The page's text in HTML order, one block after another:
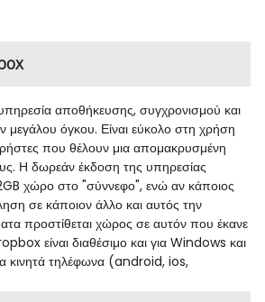
αποθήκευσης, συγχρονισμού και
μεγάλου όγκου. Είναι εύκολο στη χρήση
που θέλουν μια απομακρυσμένη
Η δωρεάν έκδοση της υπηρεσίας
χώρο στο "σύννεφο", ενώ αν κάποιος
σε κάποιον άλλο και αυτός την
προστίθεται χώρος σε αυτόν που έκανε
είναι διαθέσιμο και για Windows και
κινητά τηλέφωνα (android, ios,